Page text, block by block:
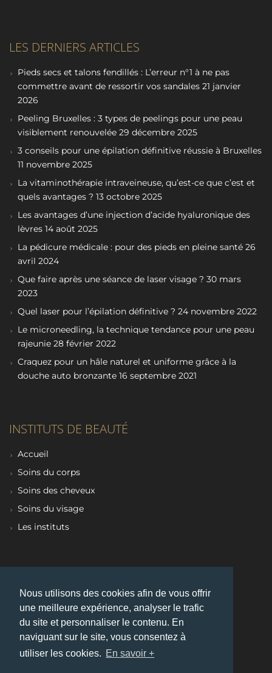
Nous utilisons des cookies afin de vous offrir
une meilleure expérience, analyser le trafic
du site et personnaliser le contenu. En
naviguant sur le site, vous consentez à
utiliser les cookies. En savoir +
LES DERNIERS ARTICLES
Pieds secs et talons fendillés : L’erreur n°1 à ne pas
commettre avant de ressortir vos sandales 21 janvier
2026
Peeling Bruxelles : 3 types de peelings pour une peau
visiblement renouvelée 29 décembre 2025
3 conseils pour une épilation définitive réussie à Bruxelles
11 novembre 2025
La vitaminothérapie intraveineuse, qu’est-ce que c’est et
quels avantages ? 13 octobre 2025
Les avantages d’une injection d’acide hyaluronique des
lèvres 14 août 2025
La pédicure médicale : pour des pieds en pleine santé 26
avril 2024
Que faire après une séance de laser visage ? 30 mars
2023
Quel laser pour l’épilation définitive ? 24 novembre 2022
Le microneedling, la technique tendance pour une peau
rajeunie 28 février 2022
Craquez pour un hâle naturel et uniforme grâce à la
douche auto bronzante 16 septembre 2021
INSTITUTS DE BEAUTÉ
Accueil
Soins du corps
Soins des cheveux
Soins du visage
Les instituts
Instituts de beauté•Massage•Epilation laser